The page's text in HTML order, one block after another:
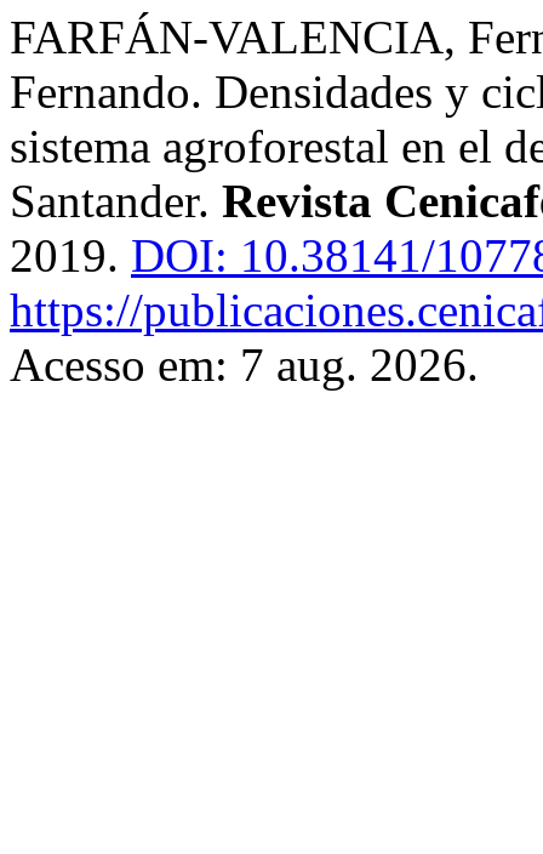
FARFÁN-VALENCIA,
Fernando. Densidades y
sistema agroforestal en el
Santander. Revista
2019. DOI: 10.38141/
https://
Acesso em: 7 aug. 2026.